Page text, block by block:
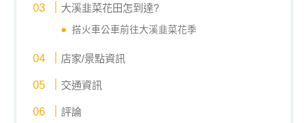
大溪韭菜花田怎到達?
搭火車公車前往大溪韭菜花季
店家/景點資訊
交通資訊
評論